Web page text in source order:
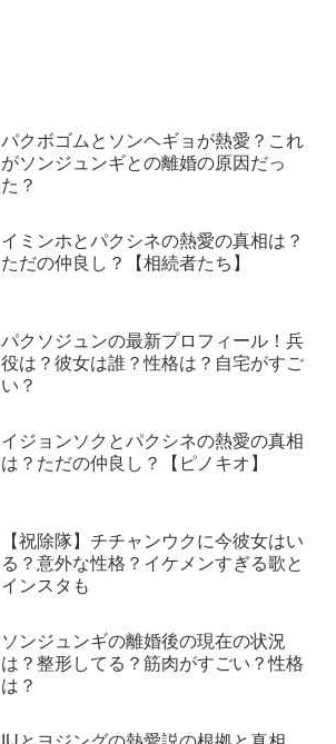
パクボゴムとソンヘギョが熱愛？これ
がソンジュンギとの離婚の原因だっ
た？
イミンホとパクシネの熱愛の真相は？
ただの仲良し？【相続者たち】
パクソジュンの最新プロフィール！兵
役は？彼女は誰？性格は？自宅がすご
い？
イジョンソクとパクシネの熱愛の真相
は？ただの仲良し？【ピノキオ】
【祝除隊】チチャンウクに今彼女はい
る？意外な性格？イケメンすぎる歌と
インスタも
ソンジュンギの離婚後の現在の状況
は？整形してる？筋肉がすごい？性格
は？